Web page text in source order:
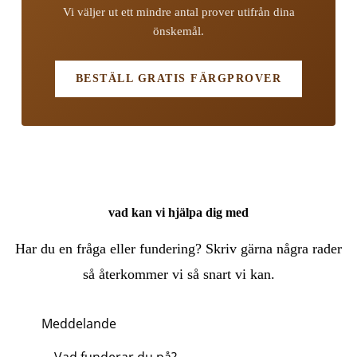
Vi väljer ut ett mindre antal prover utifrån dina
önskemål.
BESTÄLL GRATIS FÄRGPROVER
vad kan vi hjälpa dig med
Har du en fråga eller fundering? Skriv gärna några rader
så återkommer vi så snart vi kan.
Meddelande